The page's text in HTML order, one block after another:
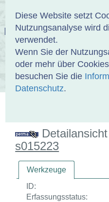
Diese Website setzt
Nutzungsanalyse wird
verwendet.
Wenn Sie der
oder mehr über
besuchen Sie die
Datenschutz.
ÜBER UNS SAMMLUNGEN
s015223
Werkzeuge
ID:
Erfassungsstatus: